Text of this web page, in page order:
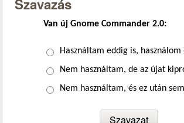
Szavazás
Van új Gnome Commander 2.0:
Választások
Használtam eddig is, használom
Nem használtam, de az újat
Nem használtam, és ez után